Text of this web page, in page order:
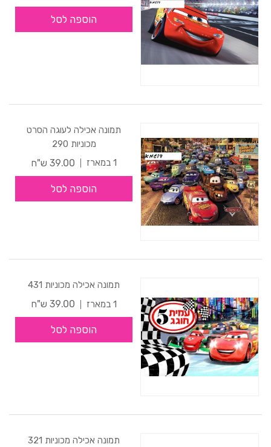
הוספה לסל
תמונה אכילה לעוגה הסרט
מכוניות 290
1 במארז
39.00 ש"ח
הוספה לסל
תמונה אכילה מכוניות 431
1 במארז
39.00 ש"ח
הוספה לסל
תמונה אכילה מכוניות 321